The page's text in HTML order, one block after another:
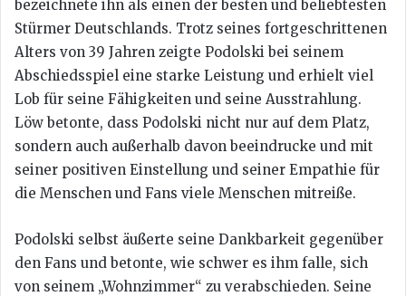
bezeichnete ihn als einen der besten und beliebtesten
Stürmer Deutschlands. Trotz seines fortgeschrittenen
Alters von 39 Jahren zeigte Podolski bei seinem
Abschiedsspiel eine starke Leistung und erhielt viel
Lob für seine Fähigkeiten und seine Ausstrahlung.
Löw betonte, dass Podolski nicht nur auf dem Platz,
sondern auch außerhalb davon beeindrucke und mit
seiner positiven Einstellung und seiner Empathie für
die Menschen und Fans viele Menschen mitreiße.
Podolski selbst äußerte seine Dankbarkeit gegenüber
den Fans und betonte, wie schwer es ihm falle, sich
von seinem „Wohnzimmer“ zu verabschieden. Seine